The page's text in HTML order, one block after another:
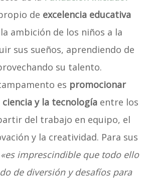
de excelencia educativa
ambición de los niños a la
sus sueños, aprendiendo de
su talento.
es promocionar
y la tecnologíaentre los
del trabajo en equipo, el
y la creatividad. Para sus
«es imprescindible que todo ello
de diversión y desafíos para